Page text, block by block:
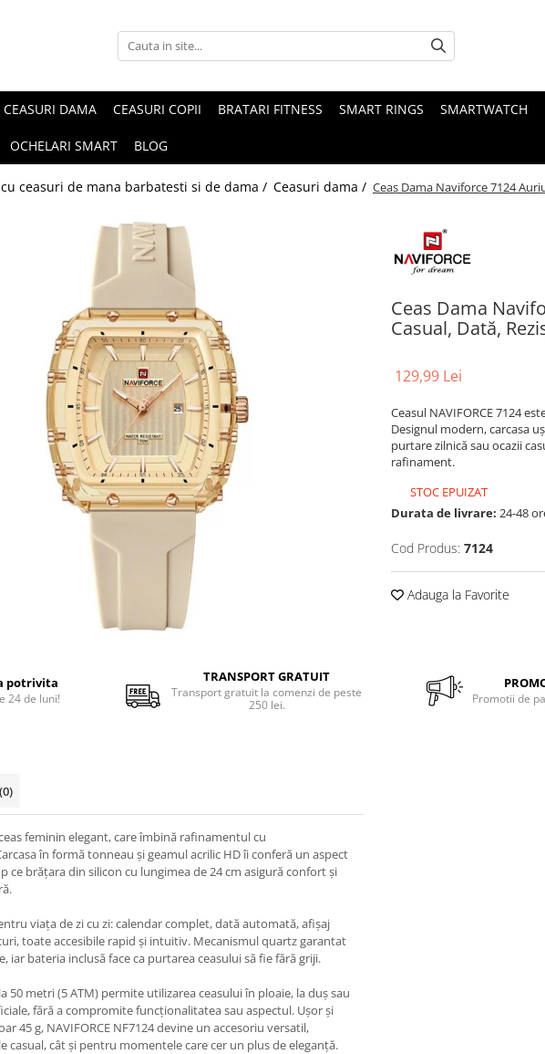
CEASURI DAMA CEASURI COPII BRATARI FITNESS SMART RINGS SMARTWATCH
OCHELARI SMART BLOG
ceasuri de mana barbatesti si de dama / Ceasuri dama / Ceas Dama Naviforce 7124
Ceas Dama
Casual, Dată,
129,99 Lei
Ceasul NAVIFORCE 7124
Designul modern, carcasa
purtare zilnică sau ocazii
rafinament.
STOC EPUIZAT
Durata de livrare: 24-48
Cod Produs: 7124
Adauga la Favorite
potrivita
24 de luni!
TRANSPORT GRATUIT
Transport gratuit la comenzi de peste
250 lei.
Promotii de
(0)
feminin elegant, care îmbină rafinamentul cu
în formă tonneau și geamul acrilic HD îi conferă un aspect
ce brățara din silicon cu lungimea de 24 cm asigură confort și
viața de zi cu zi: calendar complet, dată automată, afișaj
toate accesibile rapid și intuitiv. Mecanismul quartz garantat
iar bateria inclusă face ca purtarea ceasului să fie fără griji.
50 metri (5 ATM) permite utilizarea ceasului în ploaie, la duș sau
fără a compromite funcționalitatea sau aspectul. Ușor și
45 g, NAVIFORCE NF7124 devine un accesoriu versatil,
cât și pentru momentele care cer un plus de eleganță.